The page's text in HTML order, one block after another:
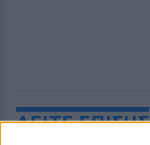
ΔΕΙΤΕ ΕΠΙΣΗΣ